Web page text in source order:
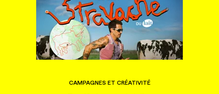
CAMPAGNES ET CRÉATIVITÉ